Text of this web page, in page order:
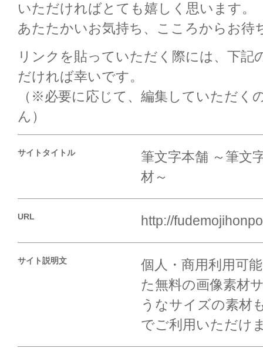
いただければとても嬉しく思います。
あたたかいお気持ち、こころからお待
リンクを貼っていただく際には、下記
だければ幸いです。
（※必要に応じて、編集していただく
ん）
サイトタイトル
筆文字本舗 ～筆文
材～
URL http://
サイト説明文
個人・商用利用可
た無料の画像素材
うなサイズの素材
でご利用いただけ